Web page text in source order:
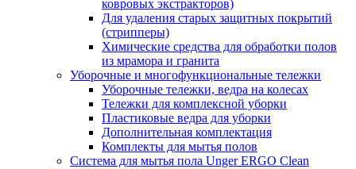
ковровых экстракторов)
Для удаления старых защитных покрытий
(стрипперы)
Химические средства для обработки полов
из мрамора и гранита
Уборочные и многофункциональные тележки
Уборочные тележки, ведра на колесах
Тележки для комплексной уборки
Пластиковые ведра для уборки
Дополнительная комплектация
Комплекты для мытья полов
Система для мытья пола Unger ERGO Clean